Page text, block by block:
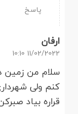
پاسخ
ارفان
11/02/2022 10:10
سلام من زمین
کنم ولی
قراره بیاد